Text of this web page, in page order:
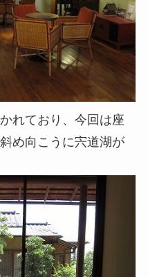
れており、今回は座
め向こうに宍道湖が